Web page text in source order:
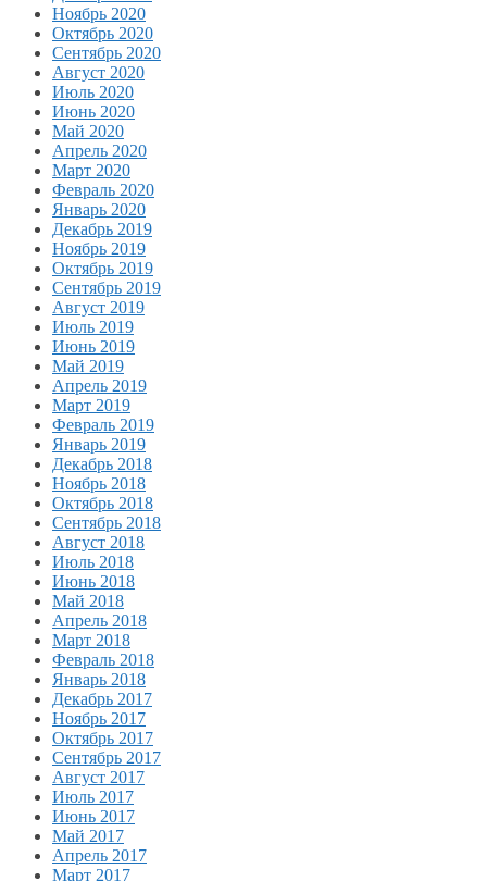
Ноябрь 2020
Октябрь 2020
Сентябрь 2020
Август 2020
Июль 2020
Июнь 2020
Май 2020
Апрель 2020
Март 2020
Февраль 2020
Январь 2020
Декабрь 2019
Ноябрь 2019
Октябрь 2019
Сентябрь 2019
Август 2019
Июль 2019
Июнь 2019
Май 2019
Апрель 2019
Март 2019
Февраль 2019
Январь 2019
Декабрь 2018
Ноябрь 2018
Октябрь 2018
Сентябрь 2018
Август 2018
Июль 2018
Июнь 2018
Май 2018
Апрель 2018
Март 2018
Февраль 2018
Январь 2018
Декабрь 2017
Ноябрь 2017
Октябрь 2017
Сентябрь 2017
Август 2017
Июль 2017
Июнь 2017
Май 2017
Апрель 2017
Март 2017